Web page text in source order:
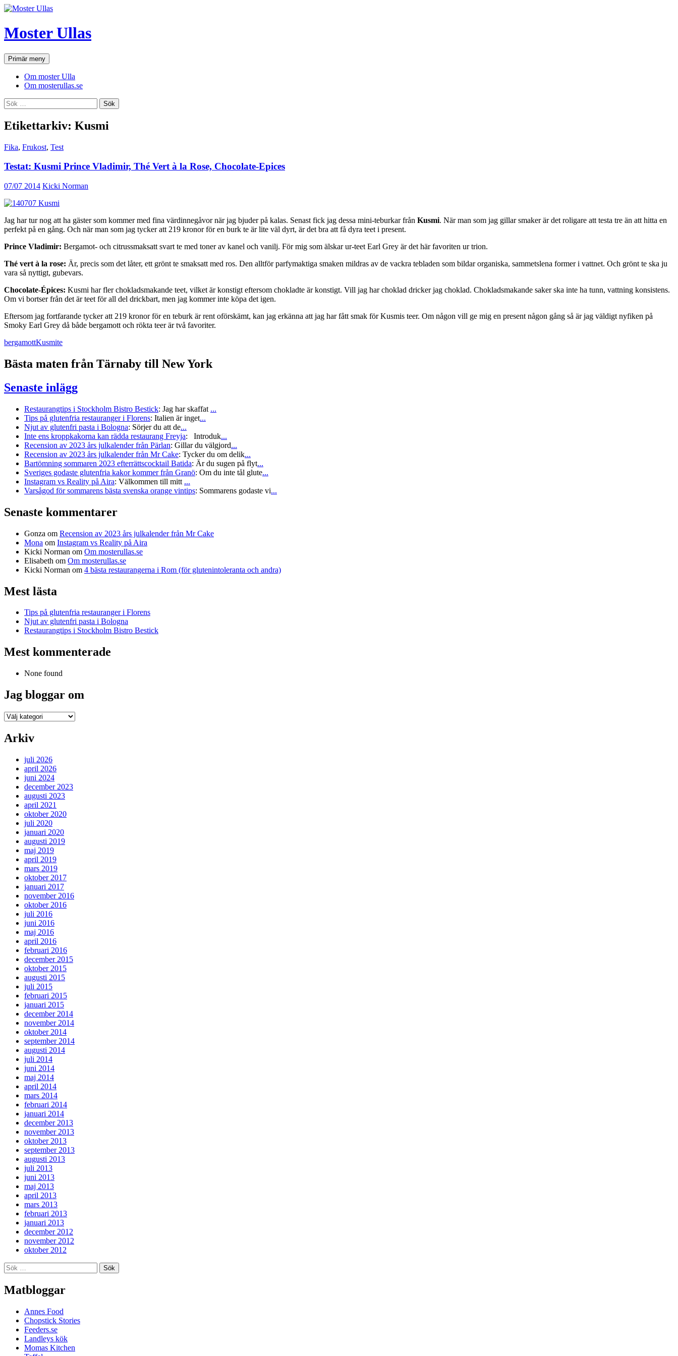
Hoppa
innehåll
Moster Ullas
SökPrimär meny
Om moster Ulla
Om mosterullas.se
Sök
efter:
Etikettarkiv: Kusmi
Fika, Frukost, Test
Testat: Kusmi Prince Vladimir, Thé Vert à la Rose, Chocolate-Epices
07/07 2014 Kicki Norman
Jag har tur nog att ha gäster som kommer med fina värdinnegåvor när jag bjuder på kalas. Senast fick jag dessa mini-teburkar från Kusmi. När man som jag gillar smaker är det roligare att testa tre än att hitta en
perfekt på en gång. Och när man som jag tycker att 219 kronor för en burk te är lite väl dyrt, är det bra att få dyra teet i present.
Prince Vladimir: Bergamot- och citrussmaksatt svart te med toner av kanel och vanilj. För mig som älskar ur-teet Earl Grey är det här favoriten ur trion.
Thé vert à la rose: Är, precis som det låter, ett grönt te smaksatt med ros. Den alltför parfymaktiga smaken mildras av de vackra tebladen som bildar organiska, sammetslena former i vattnet. Och grönt te ska ju
vara så nyttigt, gubevars.
Chocolate-Épices: Kusmi har fler chokladsmakande teet, vilket är konstigt eftersom chokladte är konstigt. Vill jag har choklad dricker jag choklad. Chokladsmakande saker ska inte ha tunn, vattning konsistens.
Om vi bortser från det är teet för all del drickbart, men jag kommer inte köpa det igen.
Eftersom jag fortfarande tycker att 219 kronor för en teburk är rent oförskämt, kan jag erkänna att jag har fått smak för Kusmis teer. Om någon vill ge mig en present någon gång så är jag väldigt nyfiken på
Smoky Earl Grey då både bergamott och rökta teer är två favoriter.
bergamottKusmite
Bästa maten från Tärnaby till New York
Senaste inlägg
Restaurangtips i Stockholm Bistro Bestick: Jag har skaffat ...
Tips på glutenfria restauranger i Florens: Italien är inget...
Njut av glutenfri pasta i Bologna: Sörjer du att de...
Inte ens kroppkakorna kan rädda restaurang Freyja: Introduk...
Recension av 2023 års julkalender från Pärlan: Gillar du välgjord...
Recension av 2023 års julkalender från Mr Cake: Tycker du om delik...
Bartömning sommaren 2023 efterrättscocktail Batida: Är du sugen på flyt...
Sveriges godaste glutenfria kakor kommer från Granö: Om du inte tål glute...
Instagram vs Reality på Aira: Välkommen till mitt ...
Varsågod för sommarens bästa svenska orange vintips: Sommarens godaste vi...
Senaste kommentarer
Gonza om Recension av 2023 års julkalender från Mr Cake
Mona om Instagram vs Reality på Aira
Kicki Norman om Om mosterullas.se
Elisabeth om Om mosterullas.se
Kicki Norman om 4 bästa restaurangerna i Rom (för glutenintoleranta och andra)
Mest lästa
Tips på glutenfria restauranger i Florens
Njut av glutenfri pasta i Bologna
Restaurangtips i Stockholm Bistro Bestick
Mest kommenterade
None found
Jag bloggar om
Jag
om
Arkiv
juli 2026
april 2026
juni 2024
december 2023
augusti 2023
april 2021
oktober 2020
juli 2020
januari 2020
augusti 2019
maj 2019
april 2019
mars 2019
oktober 2017
januari 2017
november 2016
oktober 2016
juli 2016
juni 2016
maj 2016
april 2016
februari 2016
december 2015
oktober 2015
augusti 2015
juli 2015
februari 2015
januari 2015
december 2014
november 2014
oktober 2014
september 2014
augusti 2014
juli 2014
juni 2014
maj 2014
april 2014
mars 2014
februari 2014
januari 2014
december 2013
november 2013
oktober 2013
september 2013
augusti 2013
juli 2013
juni 2013
maj 2013
april 2013
mars 2013
februari 2013
januari 2013
december 2012
november 2012
oktober 2012
Sök
efter:
Matbloggar
Annes Food
Chopstick Stories
Feeders.se
Landleys kök
Momas Kitchen